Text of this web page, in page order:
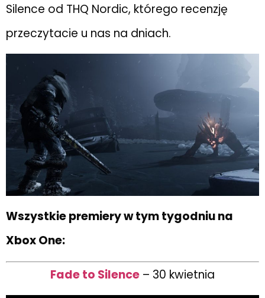
Silence od THQ Nordic, którego recenzję
przeczytacie u nas na dniach.
Wszystkie premiery w tym tygodniu na
Xbox One:
Fade to Silence – 30 kwietnia